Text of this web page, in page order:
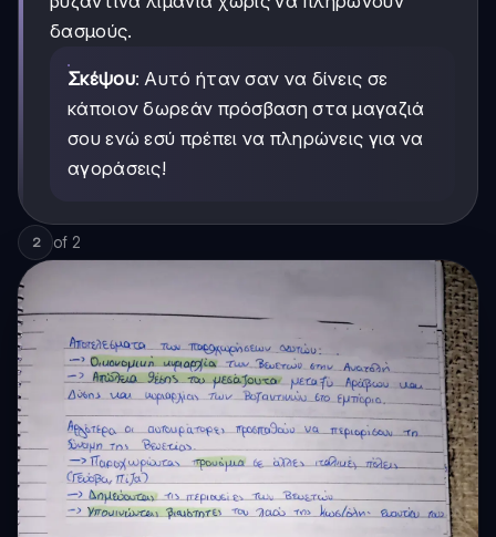
δασμούς.
Σκέψου: Αυτό ήταν σαν να δίνεις σε
κάποιον δωρεάν πρόσβαση στα μαγαζιά
σου ενώ εσύ πρέπει να πληρώνεις για να
αγοράσεις!
2 of 2